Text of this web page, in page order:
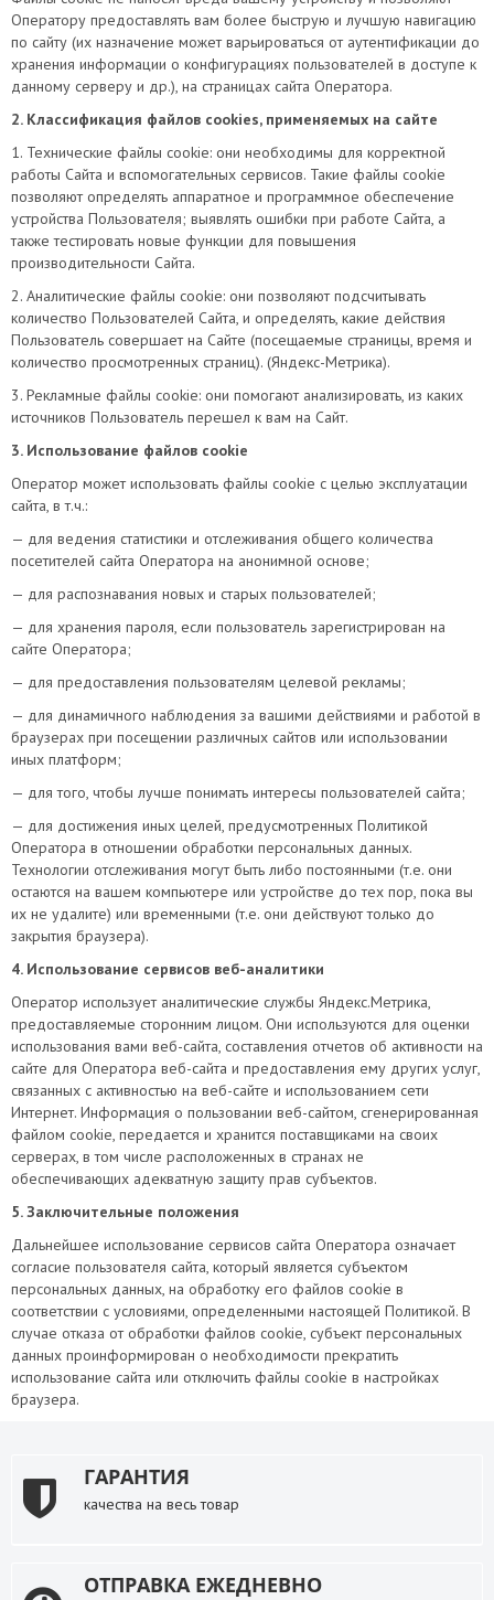
Оператору предоставлять вам более быструю и лучшую навигацию
по сайту (их назначение может варьироваться от аутентификации до
хранения информации о конфигурациях пользователей в доступе к
данному серверу и др.), на страницах сайта Оператора.
2. Классификация файлов cookies, применяемых на сайте
1. Технические файлы cookie: они необходимы для корректной
работы Сайта и вспомогательных сервисов. Такие файлы cookie
позволяют определять аппаратное и программное обеспечение
устройства Пользователя; выявлять ошибки при работе Сайта, а
также тестировать новые функции для повышения
производительности Сайта.
2. Аналитические файлы cookie: они позволяют подсчитывать
количество Пользователей Сайта, и определять, какие действия
Пользователь совершает на Сайте (посещаемые страницы, время и
количество просмотренных страниц). (Яндекс-Метрика).
3. Рекламные файлы cookie: они помогают анализировать, из каких
источников Пользователь перешел к вам на Сайт.
3. Использование файлов cookie
Оператор может использовать файлы cookie с целью эксплуатации
сайта, в т.ч.:
— для ведения статистики и отслеживания общего количества
посетителей сайта Оператора на анонимной основе;
— для распознавания новых и старых пользователей;
— для хранения пароля, если пользователь зарегистрирован на
сайте Оператора;
— для предоставления пользователям целевой рекламы;
— для динамичного наблюдения за вашими действиями и работой в
браузерах при посещении различных сайтов или использовании
иных платформ;
— для того, чтобы лучше понимать интересы пользователей сайта;
— для достижения иных целей, предусмотренных Политикой
Оператора в отношении обработки персональных данных.
Технологии отслеживания могут быть либо постоянными (т.е. они
остаются на вашем компьютере или устройстве до тех пор, пока вы
их не удалите) или временными (т.е. они действуют только до
закрытия браузера).
4. Использование сервисов веб-аналитики
Оператор использует аналитические службы Яндекс.Метрика,
предоставляемые сторонним лицом. Они используются для оценки
использования вами веб-сайта, составления отчетов об активности на
сайте для Оператора веб-сайта и предоставления ему других услуг,
связанных с активностью на веб-сайте и использованием сети
Интернет. Информация о пользовании веб-сайтом, сгенерированная
файлом cookie, передается и хранится поставщиками на своих
серверах, в том числе расположенных в странах не
обеспечивающих адекватную защиту прав субъектов.
5. Заключительные положения
Дальнейшее использование сервисов сайта Оператора означает
согласие пользователя сайта, который является субъектом
персональных данных, на обработку его файлов cookie в
соответствии с условиями, определенными настоящей Политикой. В
случае отказа от обработки файлов cookie, субъект персональных
данных проинформирован о необходимости прекратить
использование сайта или отключить файлы cookie в настройках
браузера.
ГАРАНТИЯ
качества на весь товар
ОТПРАВКА ЕЖЕДНЕВНО